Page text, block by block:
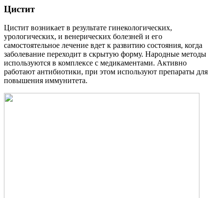
Цистит
Цистит возникает в результате гинекологических,
урологических, и венерических болезней и его
самостоятельное лечение вдет к развитию состояния, когда
заболевание переходит в скрытую форму. Народные методы
используются в комплексе с медикаментами. Активно
работают антибиотики, при этом используют препараты для
повышения иммунитета.